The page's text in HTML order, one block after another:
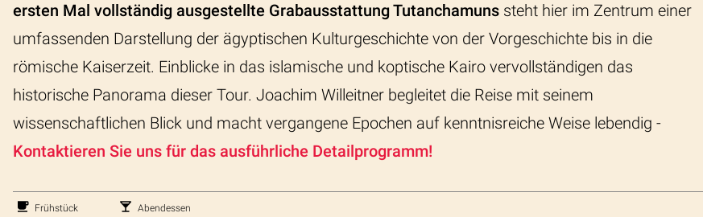
ersten Mal vollständig ausgestellte Grabausstattung Tutanchamuns steht hier im Zentrum einer
umfassenden Darstellung der ägyptischen Kulturgeschichte von der Vorgeschichte bis in die
römische Kaiserzeit. Einblicke in das islamische und koptische Kairo vervollständigen das
historische Panorama dieser Tour. Joachim Willeitner begleitet die Reise mit seinem
wissenschaftlichen Blick und macht vergangene Epochen auf kenntnisreiche Weise lebendig -
Kontaktieren Sie uns für das ausführliche Detailprogramm!
Frühstück Abendessen